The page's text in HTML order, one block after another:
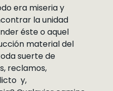
era miseria y
la unidad
éste o aquel
material del
suerte de
reclamos,
y,